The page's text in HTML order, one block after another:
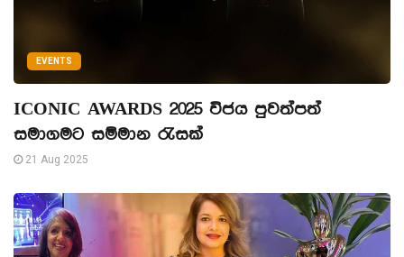
EVENTS
ICONIC AWARDS 2025 විජය පුවත්පත්
සමාගමට සම්මාන රැසක්
21 Aug 2025